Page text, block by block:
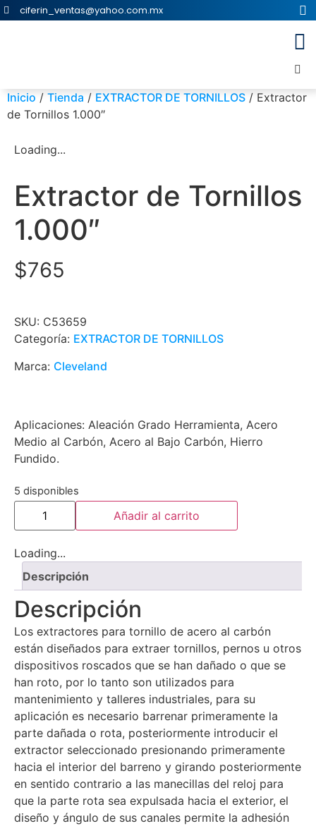
ciferin_ventas@yahoo.com.mx
Inicio / Tienda / EXTRACTOR DE TORNILLOS / Extractor
de Tornillos 1.000″
Loading...
Extractor de Tornillos
1.000″
$765
SKU: C53659
Categoría: EXTRACTOR DE TORNILLOS
Marca: Cleveland
Aplicaciones: Aleación Grado Herramienta, Acero
Medio al Carbón, Acero al Bajo Carbón, Hierro
Fundido.
5 disponibles
Añadir al carrito
Loading...
Descripción
Descripción
Los extractores para tornillo de acero al carbón
están diseñados para extraer tornillos, pernos u otros
dispositivos roscados que se han dañado o que se
han roto, por lo tanto son utilizados para
mantenimiento y talleres industriales, para su
aplicación es necesario barrenar primeramente la
parte dañada o rota, posteriormente introducir el
extractor seleccionado presionando primeramente
hacia el interior del barreno y girando posteriormente
en sentido contrario a las manecillas del reloj para
que la parte rota sea expulsada hacia el exterior, el
diseño y ángulo de sus canales permite la adhesión